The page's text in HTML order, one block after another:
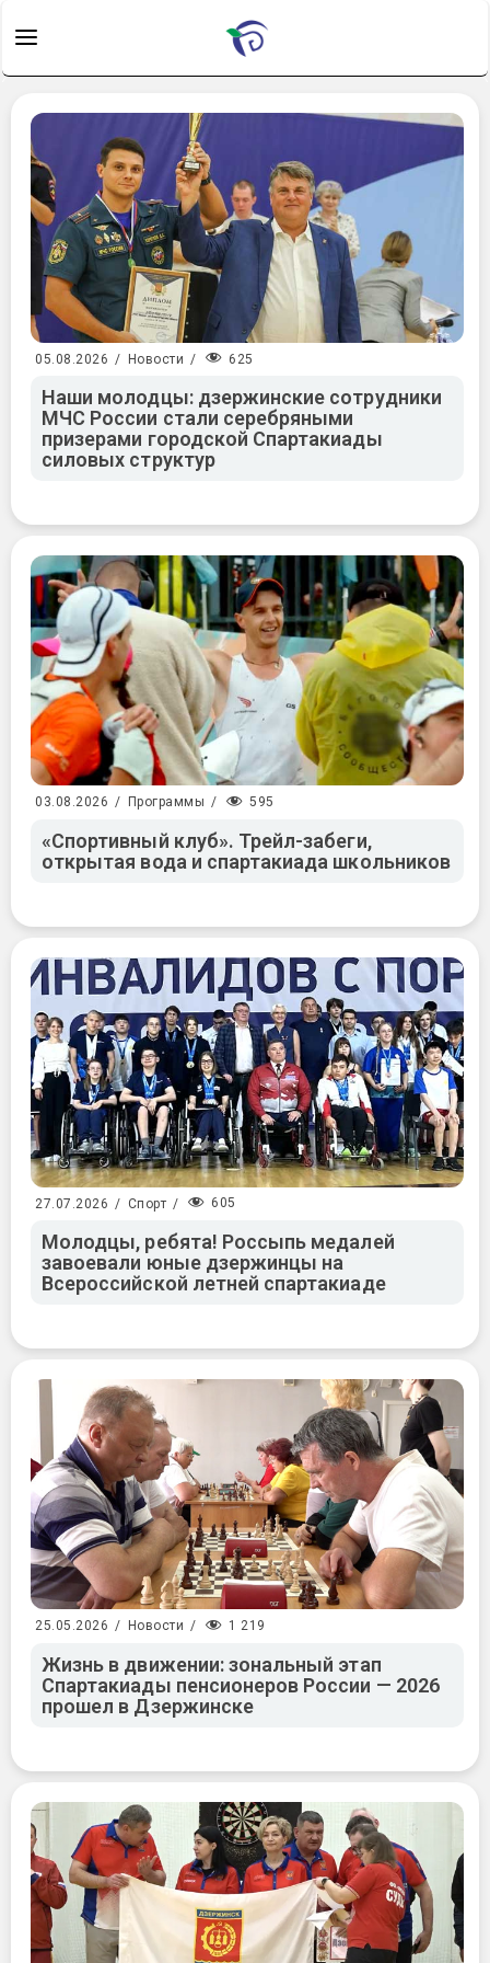
05.08.2026 / Новости / 625
Наши молодцы: дзержинские сотрудники
МЧС России стали серебряными
призерами городской Спартакиады
силовых структур
03.08.2026 / Программы / 595
«Спортивный клуб». Трейл-забеги,
открытая вода и спартакиада школьников
27.07.2026 / Спорт / 605
Молодцы, ребята! Россыпь медалей
завоевали юные дзержинцы на
Всероссийской летней спартакиаде
25.05.2026 / Новости / 1 219
Жизнь в движении: зональный этап
Спартакиады пенсионеров России — 2026
прошел в Дзержинске